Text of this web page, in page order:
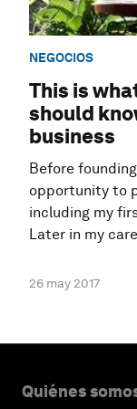
NEGOCIOS
This is
should
business
Before
opportunity to
including my
Later in my
26 may 2017
Quiénes